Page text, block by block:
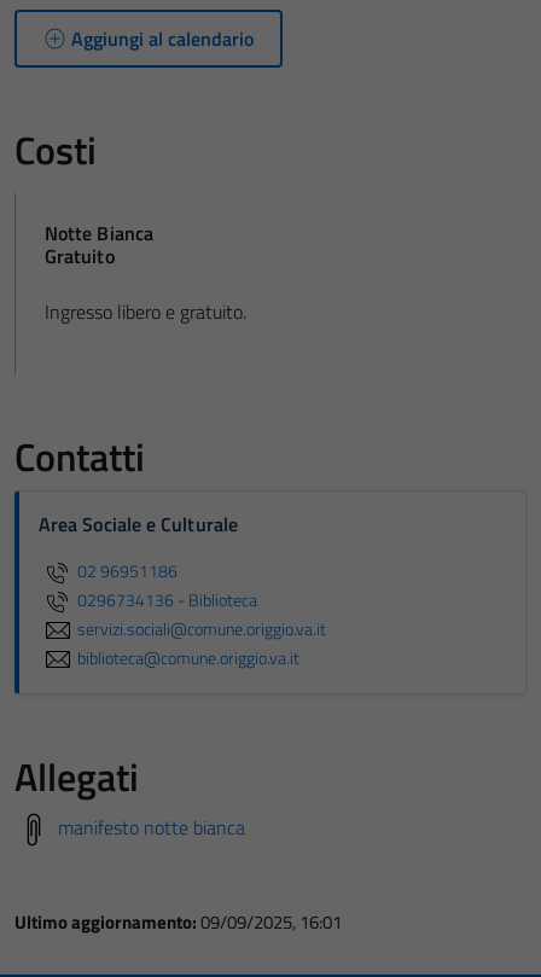
Aggiungi al calendario
Costi
Notte Bianca
Gratuito
Ingresso libero e gratuito.
Contatti
Area Sociale e Culturale
02 96951186
0296734136 - Biblioteca
servizi.sociali@comune.origgio.va.it
biblioteca@comune.origgio.va.it
Allegati
manifesto notte bianca
Ultimo aggiornamento:09/09/2025, 16:01